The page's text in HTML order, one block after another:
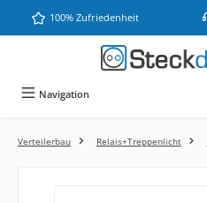
Zum Hauptinhalt springen
100% Zufriedenheit
Navigation
Verteilerbau Relais+Treppenlicht